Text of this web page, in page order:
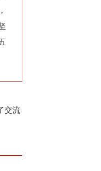
交流